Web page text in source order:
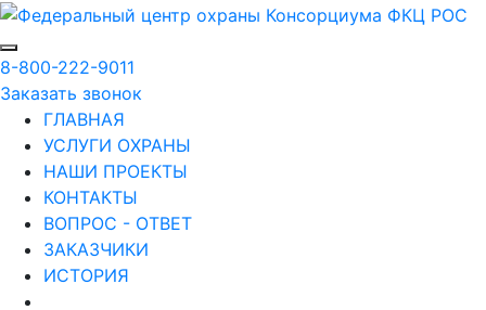
8-800-222-9011
Заказать звонок
ГЛАВНАЯ
УСЛУГИ ОХРАНЫ
НАШИ ПРОЕКТЫ
КОНТАКТЫ
ВОПРОС - ОТВЕТ
ЗАКАЗЧИКИ
ИСТОРИЯ